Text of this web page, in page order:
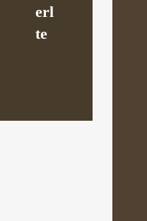
erl
te